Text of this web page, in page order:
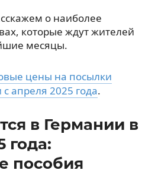
о наиболее
которые ждут жителей
месяцы.
цены на посылки
апреля 2025 года.
в Германии в
года:
пособия